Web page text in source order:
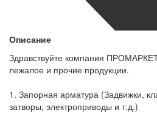
Описание
Здравствуйте компания
лежалое и прочие продукции.
1. Запорная арматура (Задвижки,
затворы, электроприводы и т.д.)